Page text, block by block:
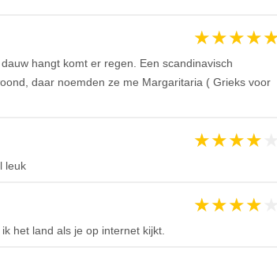
★★★★
hangt komt er regen. Een scandinavisch
daar noemden ze me Margaritaria ( Grieks voor
★★★★
leuk
★★★★
het land als je op internet kijkt.